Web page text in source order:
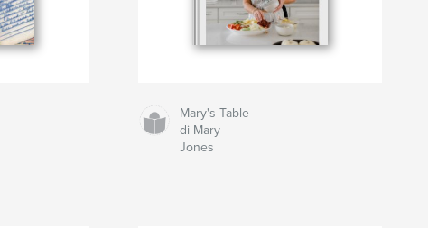
Mary's Table
di Mary
Jones